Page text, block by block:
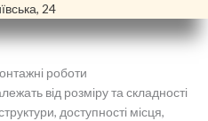
24
роботи
від розміру та складності
доступності місця,